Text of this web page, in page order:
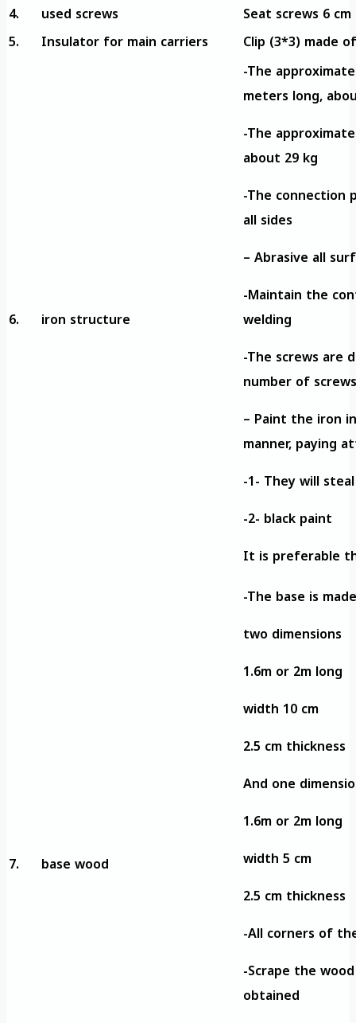
4.
used screws
Seat screws 6
5.
Insulator for main carriers Clip (3*3) made
6. iron structure
-The
meters long,
-The
about 29 kg
-The
all sides
– Abrasive all
-Maintain the
welding
-The screws are
number of
– Paint the iron
manner, paying
-1- They will steal
-2- black paint
It is preferable
7. base wood
-The base is
two dimensions
1.6m or 2m long
width 10 cm
2.5 cm thickness
And one
1.6m or 2m long
width 5 cm
2.5 cm thickness
-All corners of
-Scrape the
obtained